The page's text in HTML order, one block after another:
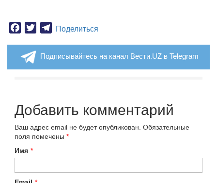
Facebook
TwitterTelegram
Поделиться
Подписывайтесь на канал Вести.UZ в Telegram
Добавить комментарий
Ваш адрес email не будет опубликован. Обязательные
поля помечены *
Имя *